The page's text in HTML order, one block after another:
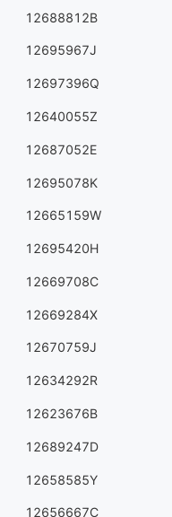
12688812B
12695967J
12697396Q
12640055Z
12687052E
12695078K
12665159W
12695420H
12669708C
12669284X
12670759J
12634292R
12623676B
12689247D
12658585Y
12656667C